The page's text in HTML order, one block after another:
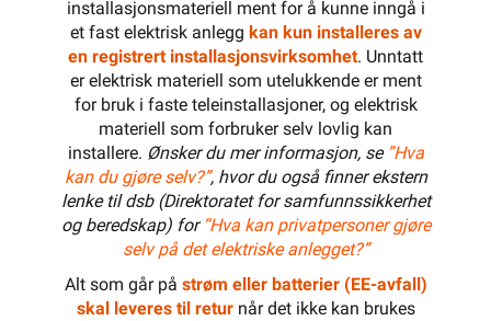
600 mm
installasjonsmateriell ment for å kunne inngå i
et fast elektrisk anlegg kan kun installeres av
en registrert installasjonsvirksomhet. Unntatt
er elektrisk materiell som utelukkende er ment
for bruk i faste teleinstallasjoner, og elektrisk
materiell som forbruker selv lovlig kan
installere. Ønsker du mer informasjon, se ”Hva
kan du gjøre selv?”, hvor du også finner ekstern
lenke til dsb (Direktoratet for samfunnssikkerhet
og beredskap) for “Hva kan privatpersoner gjøre
selv på det elektriske anlegget?”
Alt som går på strøm eller batterier (EE-avfall)
skal leveres til returnår det ikke kan brukes